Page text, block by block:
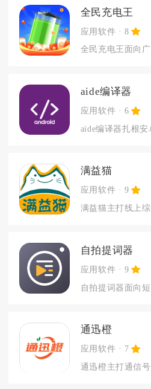
全民充电王
应用软件 8
aide编译器
应用软件 6
满益猫
应用软件 9
自拍提词器
应用软件 9
通迅橙
应用软件 7